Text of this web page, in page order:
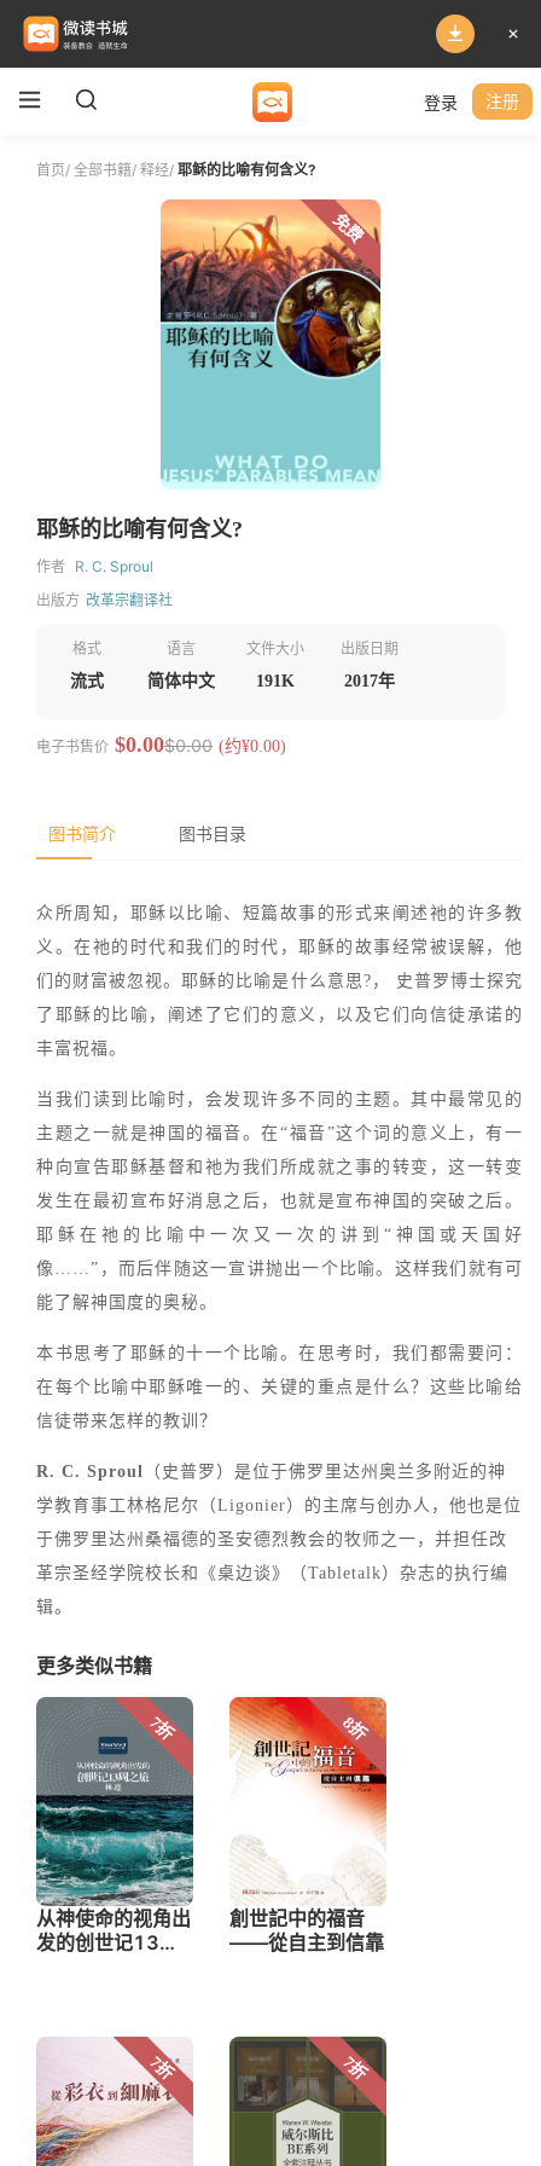
登录 注册
首页/ 全部书籍/ 释经/ 耶稣的比喻有何含义?
免费
耶稣的比喻有何含义?
作者 R. C. Sproul
出版方 改革宗翻译社
格式
流式
语言
简体中文
文件大小
191K
出版日期
2017年
电子书售价 $0.00$0.00 (约¥0.00)
图书简介 图书目录
众所周知，耶稣以比喻、短篇故事的形式来阐述祂的许多教
义。在祂的时代和我们的时代，耶稣的故事经常被误解，他
们的财富被忽视。耶稣的比喻是什么意思?， 史普罗博士探究
了耶稣的比喻，阐述了它们的意义，以及它们向信徒承诺的
丰富祝福。
当我们读到比喻时，会发现许多不同的主题。其中最常见的
主题之一就是神国的福音。在“福音”这个词的意义上，有一
种向宣告耶稣基督和祂为我们所成就之事的转变，这一转变
发生在最初宣布好消息之后，也就是宣布神国的突破之后。
耶稣在祂的比喻中一次又一次的讲到“神国或天国好
像……”，而后伴随这一宣讲抛出一个比喻。这样我们就有可
能了解神国度的奥秘。
本书思考了耶稣的十一个比喻。在思考时，我们都需要问：
在每个比喻中耶稣唯一的、关键的重点是什么？这些比喻给
信徒带来怎样的教训？
R. C. Sproul （史普罗）是位于佛罗里达州奥兰多附近的神
学教育事工林格尼尔（Ligonier）的主席与创办人，他也是位
于佛罗里达州桑福德的圣安德烈教会的牧师之一，并担任改
革宗圣经学院校长和《桌边谈》（Tabletalk）杂志的执行编
辑。
更多类似书籍